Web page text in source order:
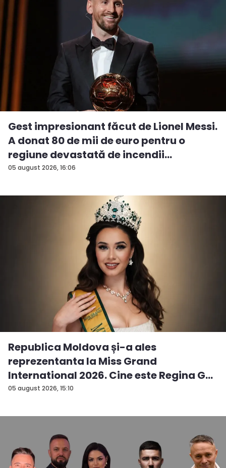
05 august 2026, 16:06
Gest impresionant făcut de Lionel Messi.
A donat 80 de mii de euro pentru o
regiune devastată de incendii
05 august 2026, 15:10
Republica Moldova și-a ales
reprezentanta la Miss Grand
International 2026. Cine este Regina G...